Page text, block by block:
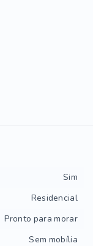
Sim
Residencial
Pronto para morar
Sem mobília